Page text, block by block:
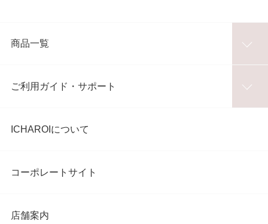
商品一覧
ご利用ガイド・サポート
ICHAROIについて
コーポレートサイト
店舗案内